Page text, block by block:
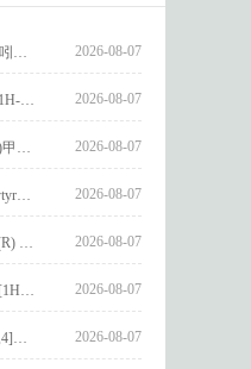
2026-08-07
2026-08-07
2026-08-07
2026-08-07
2026-08-07
2026-08-07
2026-08-07